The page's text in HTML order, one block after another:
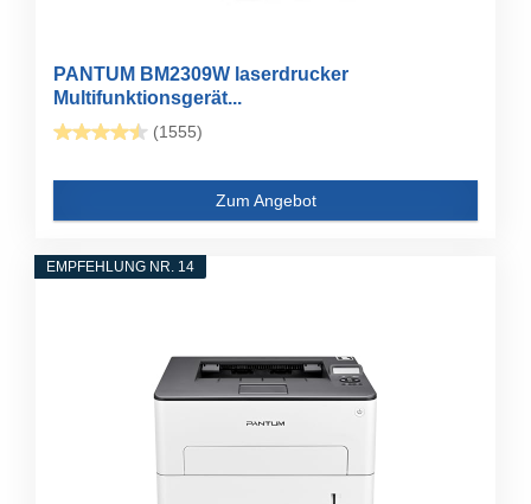
PANTUM BM2309W laserdrucker
Multifunktionsgerät...
(1555)
Zum Angebot
EMPFEHLUNG NR. 14